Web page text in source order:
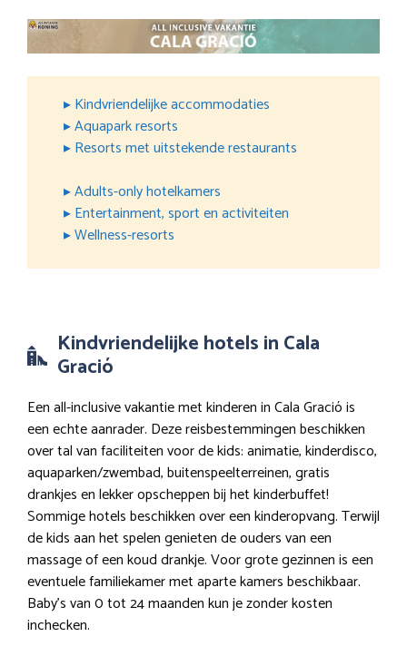
▸ Kindvriendelijke accommodaties
▸ Aquapark resorts
▸ Resorts met uitstekende restaurants
▸ Adults-only hotelkamers
▸ Entertainment, sport en activiteiten
▸ Wellness-resorts
Kindvriendelijke hotels in Cala
Gració
Een all-inclusive vakantie met kinderen in Cala Gració is
een echte aanrader. Deze reisbestemmingen beschikken
over tal van faciliteiten voor de kids: animatie, kinderdisco,
aquaparken/zwembad, buitenspeelterreinen, gratis
drankjes en lekker opscheppen bij het kinderbuffet!
Sommige hotels beschikken over een kinderopvang. Terwijl
de kids aan het spelen genieten de ouders van een
massage of een koud drankje. Voor grote gezinnen is een
eventuele familiekamer met aparte kamers beschikbaar.
Baby’s van 0 tot 24 maanden kun je zonder kosten
inchecken.